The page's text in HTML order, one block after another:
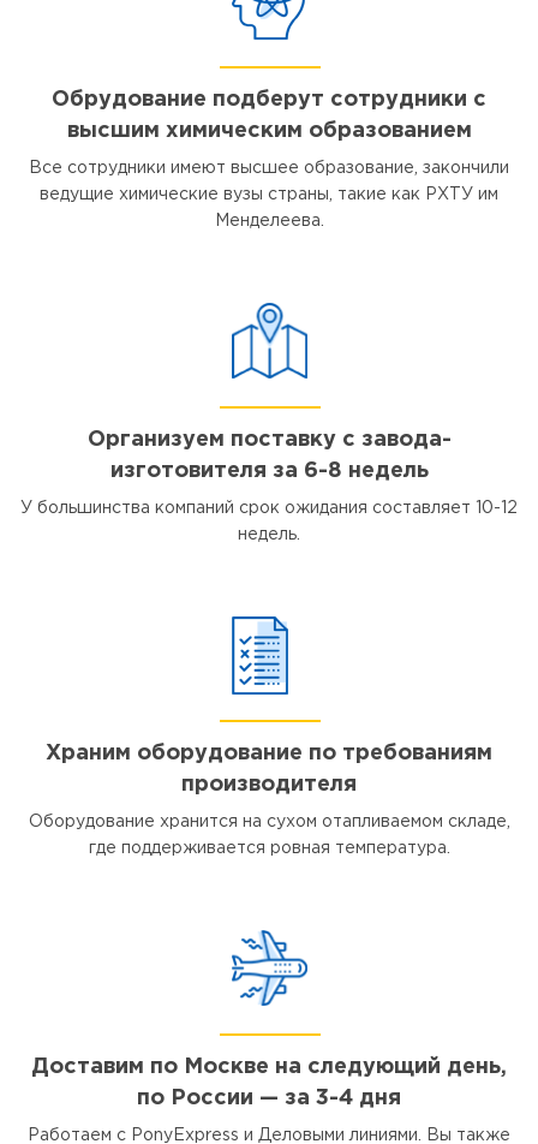
Обрудование подберут сотрудники с
высшим химическим образованием
Все сотрудники имеют высшее образование, закончили
ведущие химические вузы страны, такие как РХТУ им
Менделеева.
Организуем поставку с завода-
изготовителя за 6-8 недель
У большинства компаний срок ожидания составляет 10-12
недель.
Храним оборудование по требованиям
производителя
Оборудование хранится на сухом отапливаемом складе,
где поддерживается ровная температура.
Доставим по Москве на следующий день,
по России — за 3-4 дня
Работаем с PonyExpress и Деловыми линиями. Вы также